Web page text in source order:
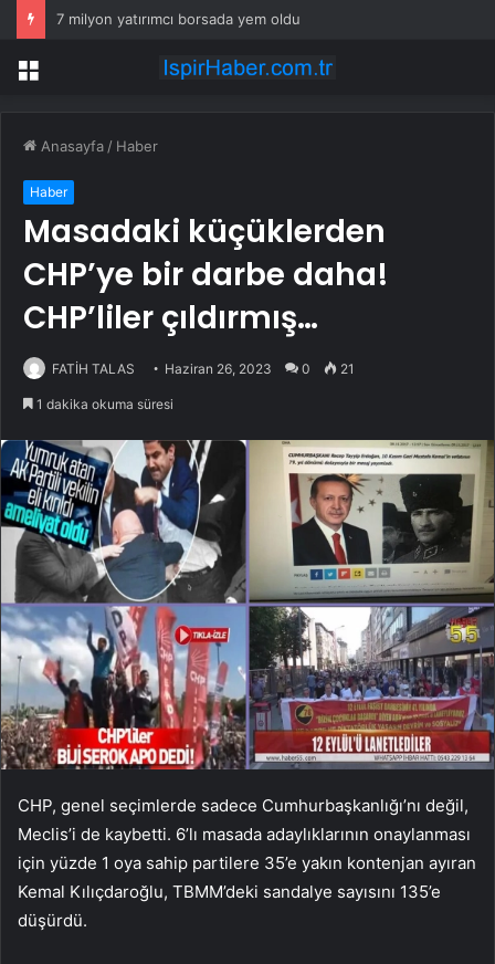
7 milyon yatırımcı borsada yem oldu
Menü
Anasayfa / Haber
Haber
Masadaki küçüklerden
CHP’ye bir darbe daha!
CHP’liler çıldırmış…
FATİH TALAS Haziran 26, 2023 0 21
1 dakika okuma süresi
CHP, genel seçimlerde sadece Cumhurbaşkanlığı’nı değil,
Meclis’i de kaybetti. 6’lı masada adaylıklarının onaylanması
için yüzde 1 oya sahip partilere 35’e yakın kontenjan ayıran
Kemal Kılıçdaroğlu, TBMM’deki sandalye sayısını 135’e
düşürdü.